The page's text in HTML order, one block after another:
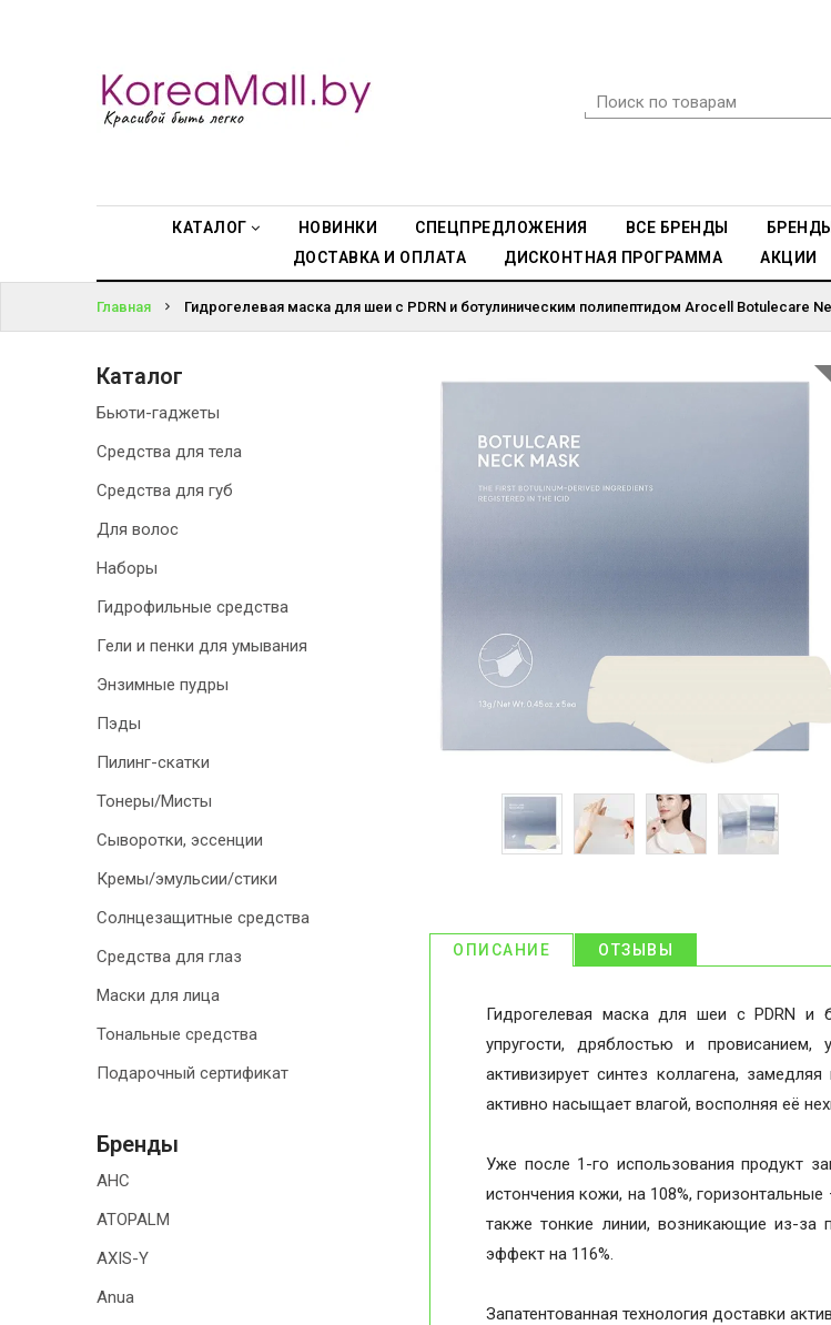
КАТАЛОГ НОВИНКИ СПЕЦПРЕДЛОЖЕНИЯ ВСЕ БРЕНДЫ
ДОСТАВКА И ОПЛАТА
ДИСКОНТНАЯ ПРОГРАММА АКЦИИ
ВСЕ БРЕНДЫ
БРЕНДЫ N-V
ДОСТАВКА И ОПЛАТА
ПРОГРАММА
ОТЗЫВЫ О
БЛОГ И СТАТЬИ
ВОЙТИ
Главная Гидрогелевая маска для шеи с PDRN и ботулиническим полипептидом Arocell Botulecare
ОПИСАНИЕ ОТЗЫВЫ
Гидрогелевая маска для шеи с PDRN и
упругости, дряблостью и
активизирует синтез коллагена,
активно насыщает влагой, восполняя её
Уже после 1-го использования продукт
истончения кожи, на 108%,
также тонкие линии, возникающие из-за
эффект на 116%.
Запатентованная технология доставки
Каталог
Бьюти-гаджеты
Средства для тела
Средства для губ
Для волос
Наборы
Гидрофильные средства
Гели и пенки для умывания
Энзимные пудры
Пэды
Пилинг-скатки
Тонеры/Мисты
Сыворотки, эссенции
Кремы/эмульсии/стики
Солнцезащитные средства
Средства для глаз
Маски для лица
Тональные средства
Подарочный сертификат
Бренды
AHC
ATOPALM
AXIS-Y
Anua